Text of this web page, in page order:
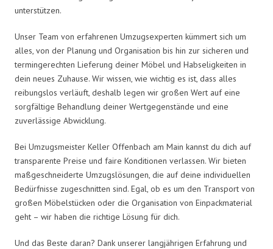
unterstützen.
Unser Team von erfahrenen Umzugsexperten kümmert sich um
alles, von der Planung und Organisation bis hin zur sicheren und
termingerechten Lieferung deiner Möbel und Habseligkeiten in
dein neues Zuhause. Wir wissen, wie wichtig es ist, dass alles
reibungslos verläuft, deshalb legen wir großen Wert auf eine
sorgfältige Behandlung deiner Wertgegenstände und eine
zuverlässige Abwicklung.
Bei Umzugsmeister Keller Offenbach am Main kannst du dich auf
transparente Preise und faire Konditionen verlassen. Wir bieten
maßgeschneiderte Umzugslösungen, die auf deine individuellen
Bedürfnisse zugeschnitten sind. Egal, ob es um den Transport von
großen Möbelstücken oder die Organisation von Einpackmaterial
geht – wir haben die richtige Lösung für dich.
Und das Beste daran? Dank unserer langjährigen Erfahrung und